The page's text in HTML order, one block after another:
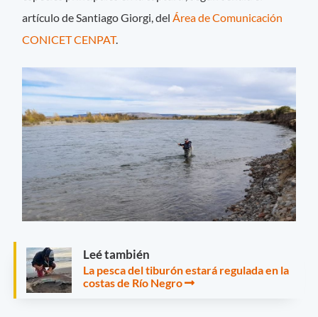
artículo de Santiago Giorgi, delÁrea de Comunicación
CONICET CENPAT.
Leé también
La pesca del tiburón estará regulada en la
costas de Río Negro